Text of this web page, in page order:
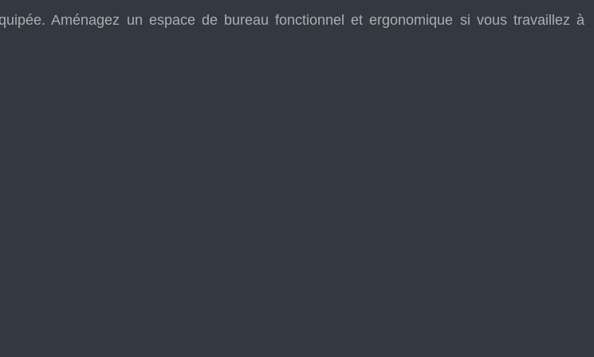
Aménagez un espace de bureau fonctionnel et ergonomique si vous travaillez à